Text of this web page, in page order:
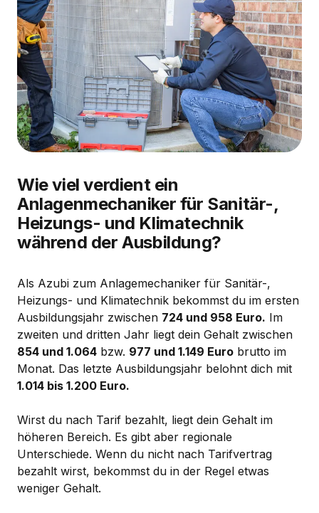
Wie viel verdient ein
Anlagenmechaniker für Sanitär-,
Heizungs- und Klimatechnik
während der Ausbildung?
Als Azubi zum Anlagemechaniker für Sanitär-,
Heizungs- und Klimatechnik bekommst du im ersten
Ausbildungsjahr zwischen 724 und 958 Euro. Im
zweiten und dritten Jahr liegt dein Gehalt zwischen
854 und 1.064 bzw. 977 und 1.149 Euro brutto im
Monat. Das letzte Ausbildungsjahr belohnt dich mit
1.014 bis 1.200 Euro.
Wirst du nach Tarif bezahlt, liegt dein Gehalt im
höheren Bereich. Es gibt aber regionale
Unterschiede. Wenn du nicht nach Tarifvertrag
bezahlt wirst, bekommst du in der Regel etwas
weniger Gehalt.